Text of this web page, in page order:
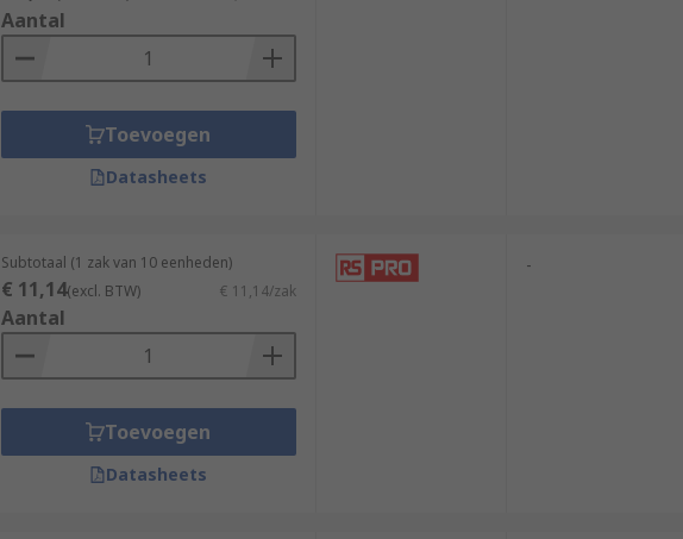
Aantal
Toevoegen
Datasheets
Subtotaal (1 zak van 10 eenheden)
€ 11,14(excl. BTW) € 11,14/zak
Aantal
Toevoegen
Datasheets
-